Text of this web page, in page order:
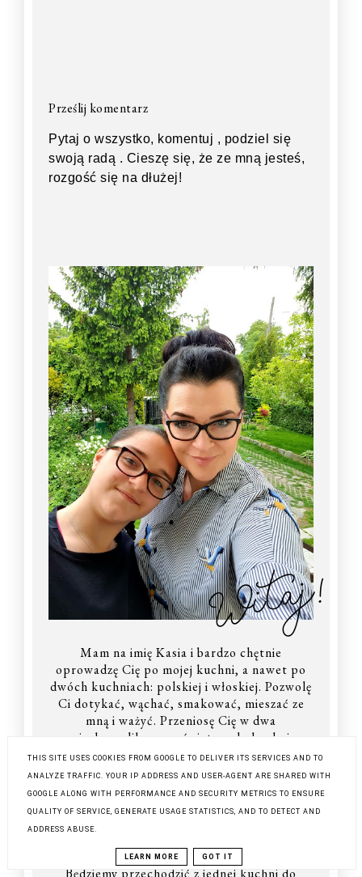
Prześlij komentarz
Pytaj o wszystko, komentuj , podziel się
swoją radą . Cieszę się, że ze mną jesteś,
rozgość się na dłużej!
Witaj!
Mam na imię Kasia i bardzo chętnie
oprowadzę Cię po mojej kuchni, a nawet po
dwóch kuchniach: polskiej i włoskiej. Pozwolę
Ci dotykać, wąchać, smakować, mieszać ze
mną i ważyć. Przeniosę Cię w dwa
nieskomplikowane światy – do kuchni
włoskiej, której smakowałam przez ponad
szesnaście lat i pokażę jak prosta, smaczna,
nieskomplikowana, ale i nieprzewidywalna
może być to przygoda! Przeniesiemy się też do
polskiej kuchni, gdzie smakołyki wyważone,
pomysłów i eksperymentów ze smakiem.
Będziemy przechodzić z jednej kuchni do
THIS SITE USES COOKIES FROM GOOGLE TO DELIVER ITS SERVICES AND TO
ANALYZE TRAFFIC. YOUR IP ADDRESS AND USER-AGENT ARE SHARED WITH
GOOGLE ALONG WITH PERFORMANCE AND SECURITY METRICS TO ENSURE
QUALITY OF SERVICE, GENERATE USAGE STATISTICS, AND TO DETECT AND
ADDRESS ABUSE.
LEARN MORE GOT IT